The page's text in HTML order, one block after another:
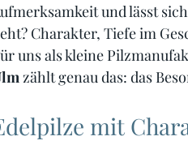
und lässt
Charakter, Tiefe im
uns als kleine
zählt genau das: das
mit